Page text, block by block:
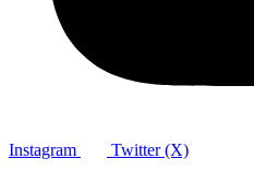
Instagram Twitter (X)